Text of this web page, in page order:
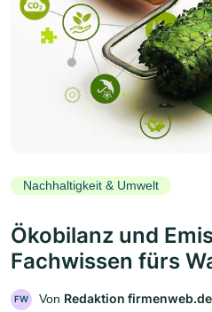
Nachhaltigkeit & Umwelt
Ökobilanz und
Fachwissen fürs
FW Von Redaktion firmenweb.de